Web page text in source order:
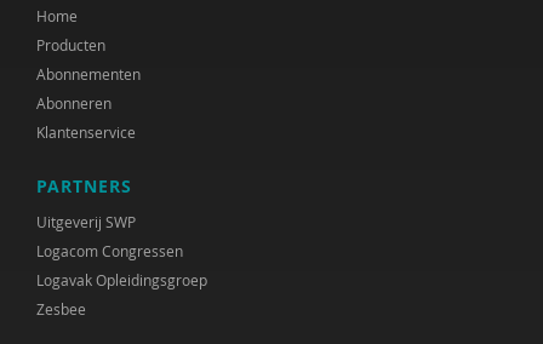
Home
Producten
Abonnementen
Abonneren
Klantenservice
PARTNERS
Uitgeverij SWP
Logacom Congressen
Logavak Opleidingsgroep
Zesbee